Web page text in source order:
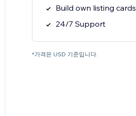
Build own listing cards
24/7 Support
*가격은 USD 기준입니다.